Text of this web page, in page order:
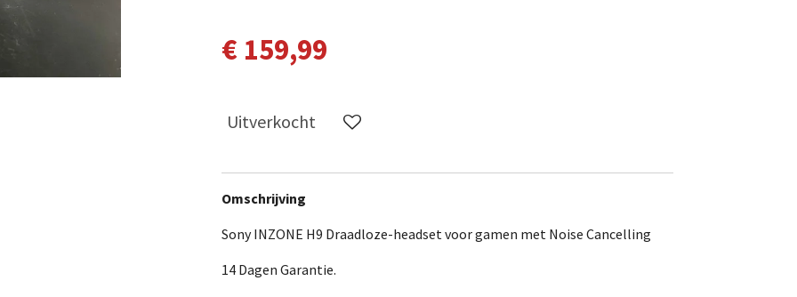
€ 159,99
Uitverkocht
Omschrijving
Sony INZONE H9 Draadloze-headset voor gamen met Noise Cancelling
14 Dagen Garantie.